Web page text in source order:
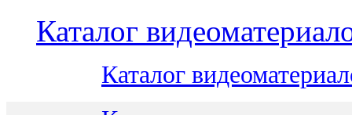
Каталог
Каталог